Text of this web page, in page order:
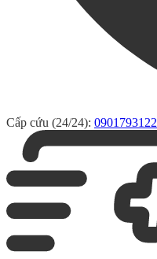
Cấp cứu (24/24): 0901793122